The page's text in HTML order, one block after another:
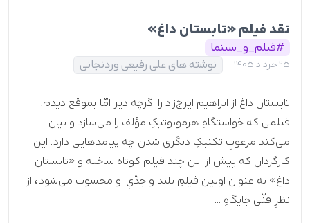
نقد فیلم «تابستان داغ»
#فیلم_و_سینما
25 خرداد 1405 نوشته های علی رفیعی وردنجانی
تابستان داغ از ابراهیم ایرج‌زاد را اگرچه دیر امّا بموقع دیدم.
فیلمی که خواستگاهِ هرمونوتیکِ مؤلف را می‌سازد و بیان
می‌کند مرعوبِ تکنیکِ دیگری شدن چه پیامدهایی دارد. این
کارگردان که پیش از این چند فیلم کوتاه ساخته و «تابستان
داغ» به عنوان اولین فیلمِ بلند و جدّیِ او محسوب می‌شود، از
نظرِ فنّی جایگاهِ ...